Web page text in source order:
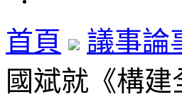
首頁 議事論
國斌就《構